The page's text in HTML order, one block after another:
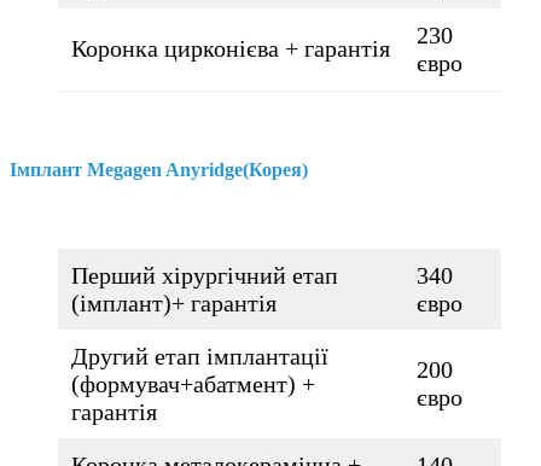
Коронка цирконієва + гарантія
230
євро
Імплант Megagen Anyridge(Корея)
Перший хірургічний етап
(імплант)+ гарантія
340
євро
Другий етап імплантації
(формувач+абатмент) +
гарантія
200
євро